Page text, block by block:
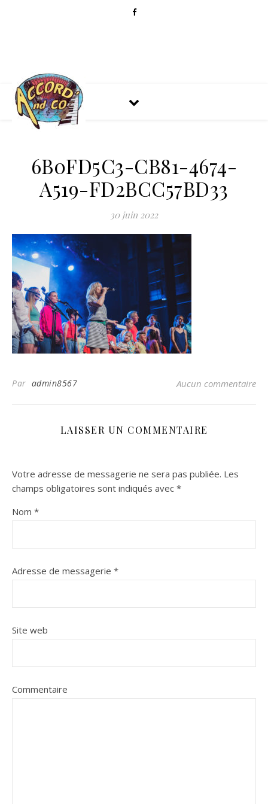
6B0FD5C3-CB81-4674-
A519-FD2BCC57BD33
30 juin 2022
Par admin8567 Aucun commentaire
LAISSER UN COMMENTAIRE
Votre adresse de messagerie ne sera pas publiée. Les
champs obligatoires sont indiqués avec *
Nom *
Adresse de messagerie *
Site web
Commentaire